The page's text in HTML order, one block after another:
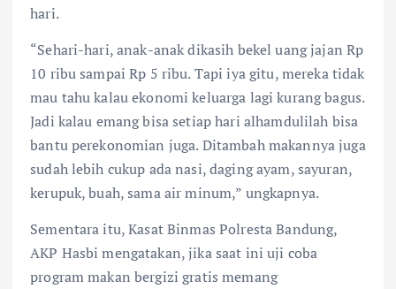
hari.
“Sehari-hari, anak-anak dikasih bekel uang jajan Rp
10 ribu sampai Rp 5 ribu. Tapi iya gitu, mereka tidak
mau tahu kalau ekonomi keluarga lagi kurang bagus.
Jadi kalau emang bisa setiap hari alhamdulilah bisa
bantu perekonomian juga. Ditambah makannya juga
sudah lebih cukup ada nasi, daging ayam, sayuran,
kerupuk, buah, sama air minum,” ungkapnya.
Sementara itu, Kasat Binmas Polresta Bandung,
AKP Hasbi mengatakan, jika saat ini uji coba
program makan bergizi gratis memang